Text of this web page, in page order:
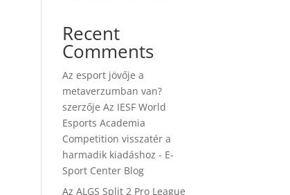
Recent
Comments
Az esport jövője a
metaverzumban van?
szerzőjeAz IESF World
Esports Academia
Competition visszatér a
harmadik kiadáshoz - E-
Sport Center Blog
Az ALGS Split 2 Pro League